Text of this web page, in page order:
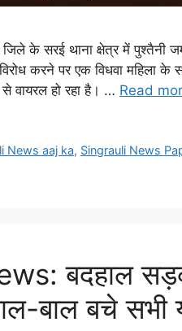
के सरई थाना क्षेत्र में पुश्तैनी
करने पर एक विधवा महिला के
वायरल हो रहा है। … Read
News aaj ka, Singrauli News
बदहाल
बाल बचे सभी